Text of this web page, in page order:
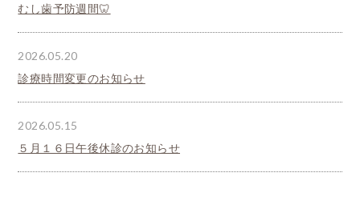
むし歯予防週間🦷
2026.05.20
診療時間変更のお知らせ
2026.05.15
５月１６日午後休診のお知らせ